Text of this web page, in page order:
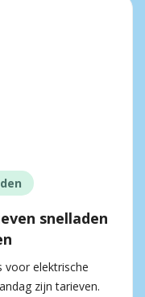
snelladen
voor elektrische
zijn tarieven.